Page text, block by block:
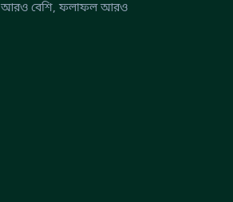
আরও বেশি, ফলাফল আরও